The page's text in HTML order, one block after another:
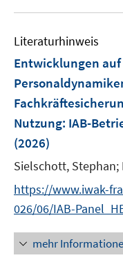
Literaturhinweis
Entwicklungen
Nutzung: IAB-
(2026)
Sielschott, Stephan;
https://www.iwak-
026/06/IAB-
mehr